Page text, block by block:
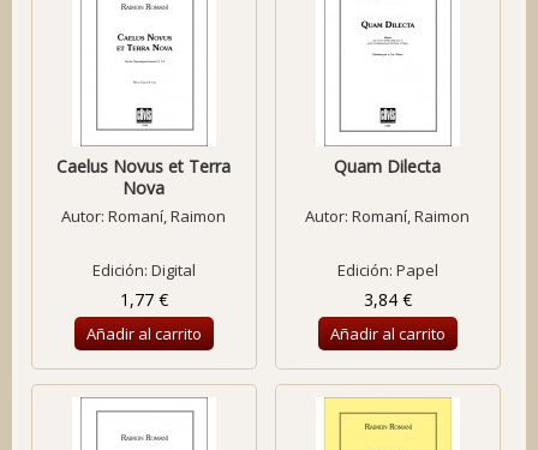
Caelus Novus et Terra
Nova
Autor:Romaní, Raimon
Edición: Digital
1,77 €
Añadir al carrito
Quam Dilecta
Autor:Romaní, Raimon
Edición: Papel
3,84 €
Añadir al carrito